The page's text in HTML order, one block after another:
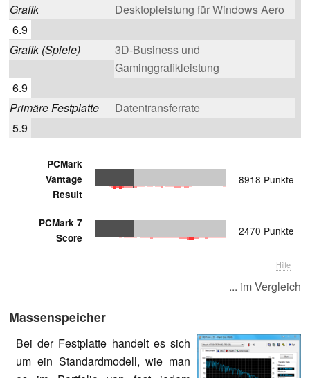
Grafik
Desktopleistung für Windows Aero
6.9
Grafik (Spiele)
3D-Business und
Gaminggrafikleistung
6.9
Primäre Festplatte
Datentransferrate
5.9
PCMark
Vantage
Result
8918 Punkte
PCMark 7
Score
2470 Punkte
Hilfe
... im Vergleich
Massenspeicher
Bei der Festplatte handelt es sich
um ein Standardmodell, wie man